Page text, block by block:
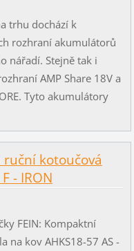
trhu dochází k
rozhraní akumulátorů
nářadí. Stejně tak i
AMP Share 18V a
Tyto akumulátory
kotoučová
- IRON
FEIN: Kompaktní
na kov AHKS18-57 AS -